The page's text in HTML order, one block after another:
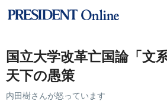
国立大学改革亡国論「文
天下の愚策
内田樹さんが怒っています